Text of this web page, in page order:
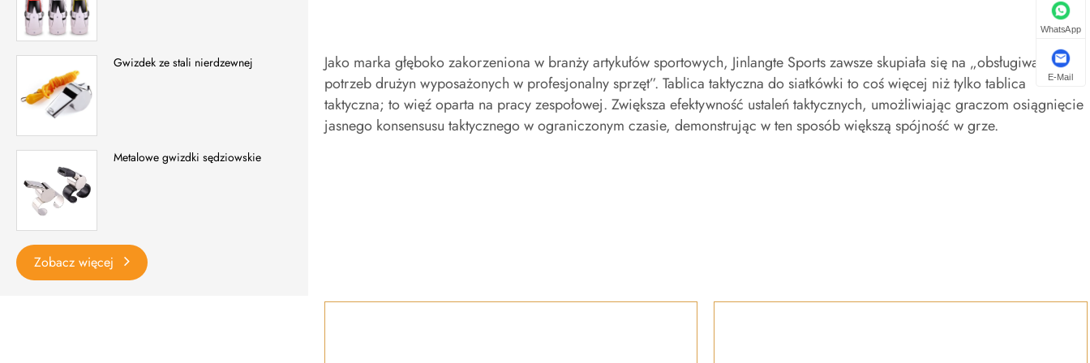
Gwizdek ze stali nierdzewnej
Metalowe gwizdki sędziowskie
Zobacz więcej
Jako marka głęboko zakorzeniona w branży artykułów sportowych, Jinlangte Sports zawsze skupiała się na „obsługiwaniu
potrzeb drużyn wyposażonych w profesjonalny sprzęt”. Tablica taktyczna do siatkówki to coś więcej niż tylko tablica
taktyczna; to więź oparta na pracy zespołowej. Zwiększa efektywność ustaleń taktycznych, umożliwiając graczom osiągnięcie
jasnego konsensusu taktycznego w ograniczonym czasie, demonstrując w ten sposób większą spójność w grze.
WhatsApp
E-Mail